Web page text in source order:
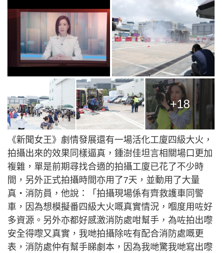
+18
《新聞女王》劇情發展還有一場活化工廈四級大火，
拍攝出來的效果同樣逼真，鍾澍佳坦言相關場口更加
複雜，單是前期尋找合適的拍攝工廈已花了不少時
間，另外正式拍攝時間亦用了7天，並動用了大量
真‧消防員，他說：「拍攝現場係有齊救護車同警
車，因為想模擬番四級大火嘅真實情況，嗰度用咗好
多資源。另外亦都好感激消防處咁幫手，為咗拍出嚟
安全得嚟又真實，我哋拍攝除咗有配合消防處嘅更
表，消防處仲有幫手睇劇本，因為我哋驚我哋寫出嚟